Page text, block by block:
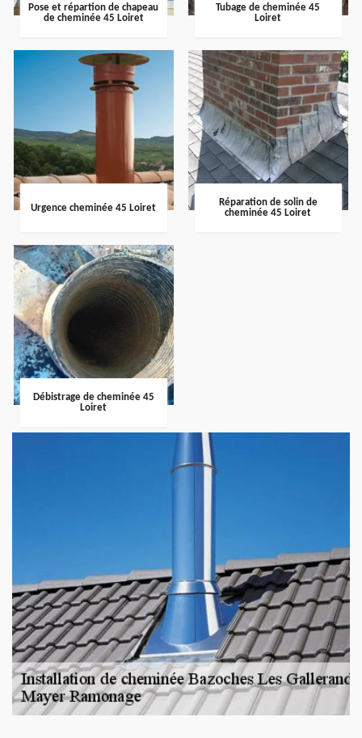
Pose et répartion de chapeau
de cheminée 45 Loiret
Tubage de cheminée 45
Loiret
Urgence cheminée 45 Loiret
Réparation de solin de
cheminée 45 Loiret
Débistrage de cheminée 45
Loiret